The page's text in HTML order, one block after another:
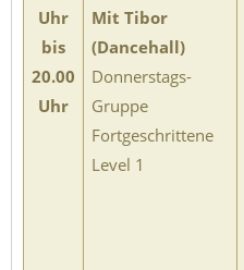
Uhr
bis
20.00
Uhr
Mit Tibor
(Dancehall)
Donnerstags-
Gruppe
Fortgeschrittene
Level 1